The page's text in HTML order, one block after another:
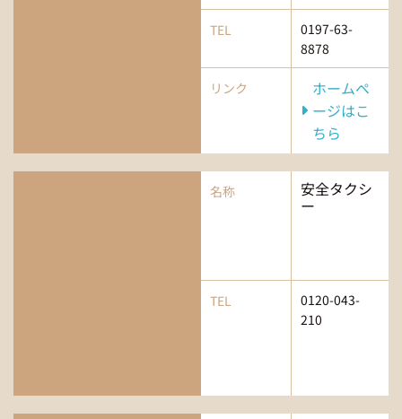
TEL
0197-63-
8878
リンク
ホームペ
ージはこ
ちら
名称 安全タクシ
ー
TEL
0120-043-
210